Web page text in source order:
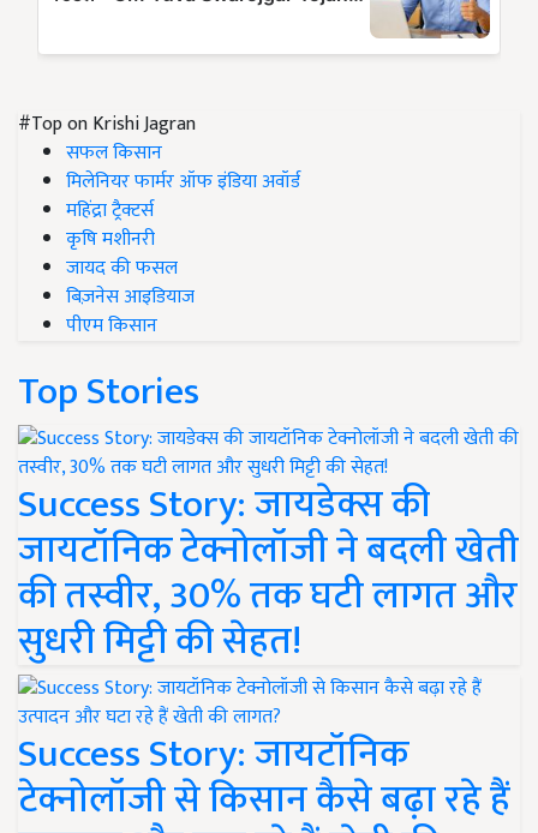
#Top on Krishi Jagran
सफल किसान
मिलेनियर फार्मर ऑफ इंडिया अवॉर्ड
महिंद्रा ट्रैक्टर्स
कृषि मशीनरी
जायद की फसल
बिज़नेस आइडियाज
पीएम किसान
Top Stories
Success Story: जायडेक्स की
जायटॉनिक टेक्नोलॉजी ने बदली खेती
की तस्वीर, 30% तक घटी लागत और
सुधरी मिट्टी की सेहत!
Success Story: जायटॉनिक
टेक्नोलॉजी से किसान कैसे बढ़ा रहे हैं